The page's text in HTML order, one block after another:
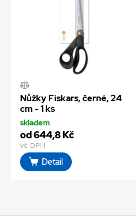
Nůžky Fiskars, černé, 24
cm - 1 ks
skladem
od 644,8 Kč
vč. DPH
Detail